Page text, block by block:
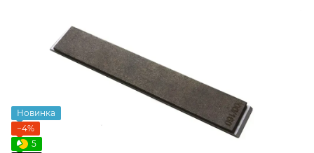
Новинка
−4%
5